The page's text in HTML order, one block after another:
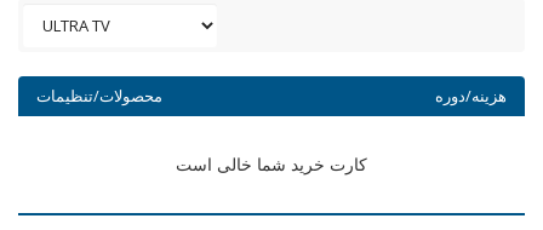
محصولات/تنظیمات هزینه/دوره
کارت خرید شما خالی است